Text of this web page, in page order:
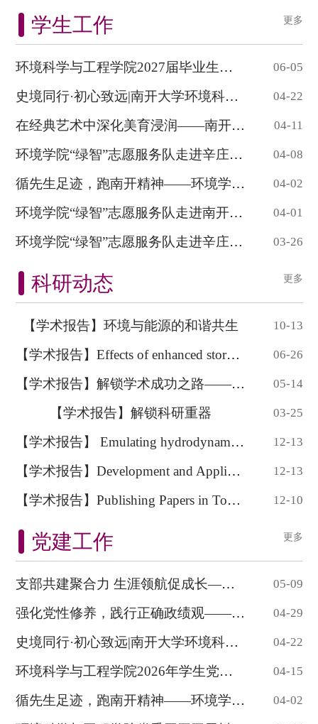
学生工作 更多
环境科学与工程学院2027届毕业生生源信息概... 06-05
史境同行·初心致远|南开大学环境科学与工程... 04-22
在经典艺术中深化美育浸润——南开大学环境学... 04-11
环境学院“绿智”志愿服务队走进辛庄小学开... 04-08
循先生足迹，跑南开精神——环境学院举办纪念... 04-02
环境学院“绿智”志愿服务队走进南开附小开... 04-01
环境学院“绿智”志愿服务队走进辛庄小学开... 03-26
科研动态 更多
【学术报告】环境与能源的和谐共生 10-13
【学术报告】Effects of enhanced stormwat... 06-26
【学术报告】解锁学术成功之路——Wiley 平台... 05-14
【学术报告】解锁科研重器 03-25
【学术报告】 Emulating hydrodynamic floo... 12-13
【学术报告】Development and Application ... 12-13
【学术报告】Publishing Papers in Top Jou... 12-10
党建工作 更多
支部共建聚合力 生涯领航促成长—— 环境学院... 05-09
强化党性修养，践行正确政绩观——环境学院学... 04-29
史境同行·初心致远|南开大学环境科学与工程... 04-22
环境科学与工程学院2026年学生党员培训班开... 04-15
循先生足迹，跑南开精神——环境学院举办纪念... 04-02